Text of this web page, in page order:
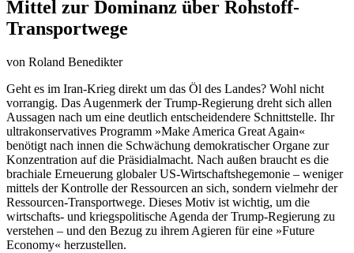
Mittel zur Dominanz über Rohstoff-
Transportwege
von Roland Benedikter
Geht es im Iran-Krieg direkt um das Öl des Landes? Wohl nicht
vorrangig. Das Augenmerk der Trump-Regierung dreht sich allen
Aussagen nach um eine deutlich entscheidendere Schnittstelle. Ihr
ultrakonservatives Programm »Make America Great Again«
benötigt nach innen die Schwächung demokratischer Organe zur
Konzentration auf die Präsidialmacht. Nach außen braucht es die
brachiale Erneuerung globaler US-Wirtschaftshegemonie – weniger
mittels der Kontrolle der Ressourcen an sich, sondern vielmehr der
Ressourcen-Transportwege. Dieses Motiv ist wichtig, um die
wirtschafts- und kriegspolitische Agenda der Trump-Regierung zu
verstehen – und den Bezug zu ihrem Agieren für eine »Future
Economy« herzustellen.